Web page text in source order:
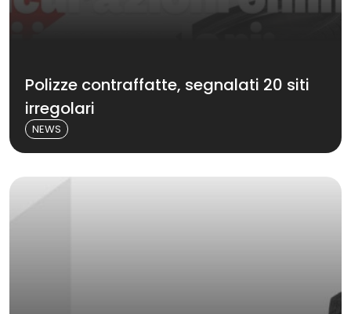
Polizze contraffatte, segnalati 20 siti
irregolari
NEWS